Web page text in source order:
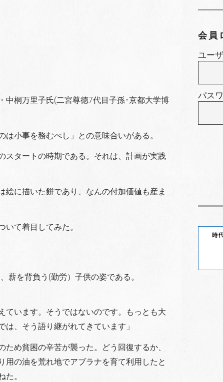
中桐万里子氏(二宮尊徳7代目子孫･京都大学博
小事を務むべし」との意味合いがある。
スタートの時期である。それは、計画が実践
絵に描いた餅であり、なんの付加価値も産ま
て着目してみた。
薪を背負う(勤労）子供の姿である。
ています。そうではないのです。もっとも大
は、そう語り継がれてきています」
め貧困の辛苦が襲った。どう回復するか、
の油を荒れ地でアブラナを育て利用したと
。
テ
リ
会員
ユー
パス